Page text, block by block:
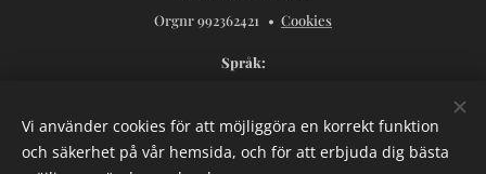
Orgnr 992362421
Cookies
Språk
Valutor
NOK kr
USD $ SEK kr
Vi använder cookies för att möjliggöra en korrekt funktion
och säkerhet på vår hemsida, och för att erbjuda dig bästa